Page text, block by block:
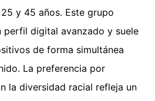
y 45 años. Este grupo
perfil digital avanzado y suele
de forma simultánea
La preferencia por
la diversidad racial refleja un